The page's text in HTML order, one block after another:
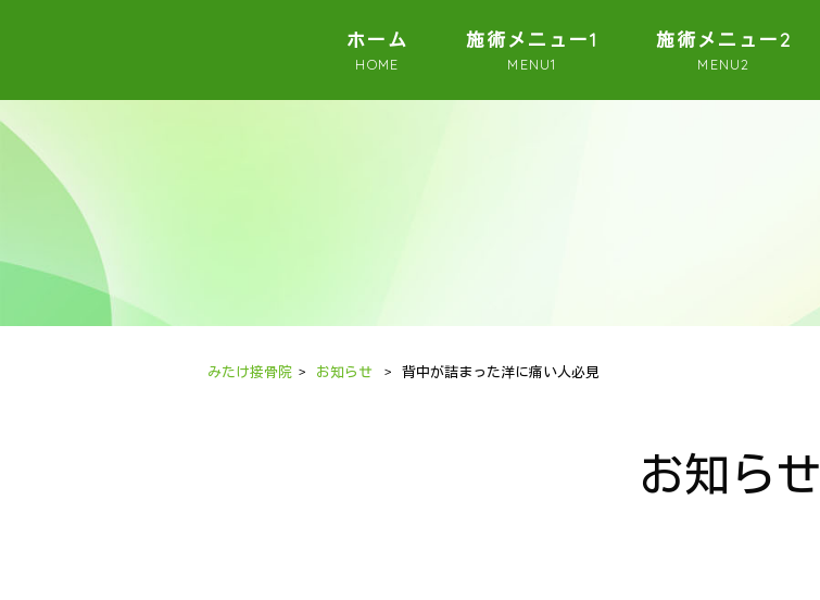
ホーム
HOME
施術メニュー1
MENU1
施術メニュー2
MENU2
みたけ接骨院 > お知らせ > 背中が詰まった洋に痛い人必見
お知らせ